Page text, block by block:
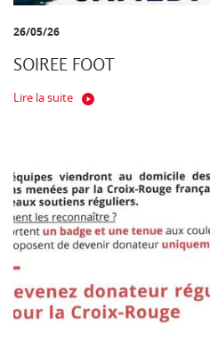
26/05/26
SOIREE FOOT
Lire la suite